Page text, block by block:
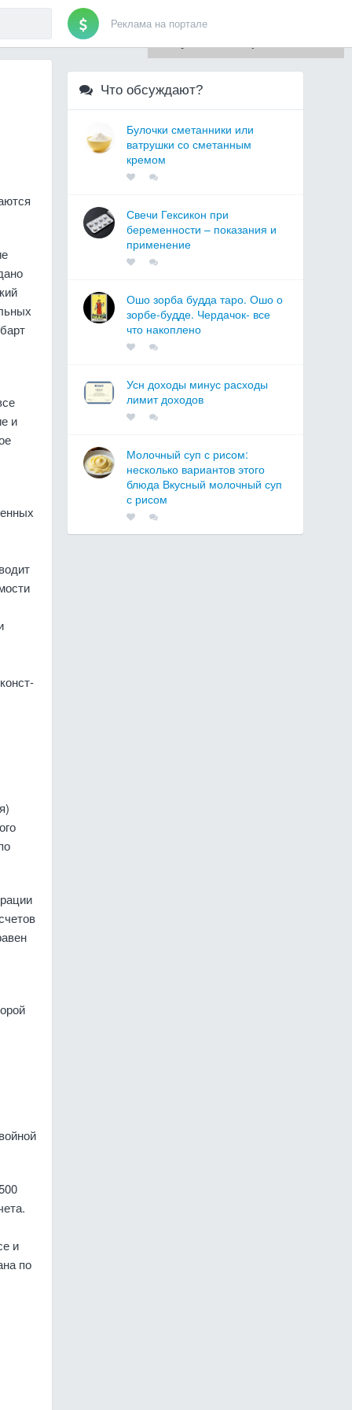
Реклама на портале
и
и
по
Что обсуждают?
Булочки сметанники или
ватрушки со сметанным
кремом
Свечи Гексикон при
беременности – показания и
применение
Ошо зорба будда таро. Ошо о
зорбе-будде. Чердачок- все
что накоплено
Усн доходы минус расходы
лимит доходов
Молочный суп с рисом:
несколько вариантов этого
блюда Вкусный молочный суп
с рисом
Для любых предложений по